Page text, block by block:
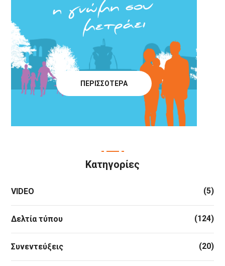
ΠΕΡΙΣΣΟΤΕΡΑ
Κατηγορίες
VIDEO (5)
Δελτία τύπου (124)
Συνεντεύξεις (20)